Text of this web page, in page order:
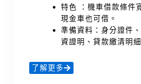
特色 ：機車借款條件
現金車也可借。
準備資料：身分證件
資證明、貸款繳清明
了解更多